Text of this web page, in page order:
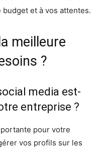
et à vos attentes.
meilleure
?
media est-
entreprise ?
pour votre
vos profils sur les